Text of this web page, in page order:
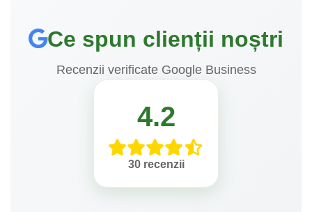
Ce spun clienții noștri
Recenzii verificate Google Business
4.2
30 recenzii